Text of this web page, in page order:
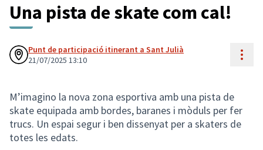
Una pista de skate com cal!
Punt de participació itinerant a Sant Julià
21/07/2025 13:10
M’imagino la nova zona esportiva amb una pista de
skate equipada amb bordes, baranes i mòduls per fer
trucs. Un espai segur i ben dissenyat per a skaters de
totes les edats.